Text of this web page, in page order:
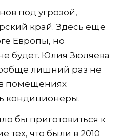
под угрозой,
край. Здесь еще
Европы, но
будет. Юлия Зюляева
лишний раз не
в помещениях
кондиционеры.
бы приготовиться к
тех, что были в 2010